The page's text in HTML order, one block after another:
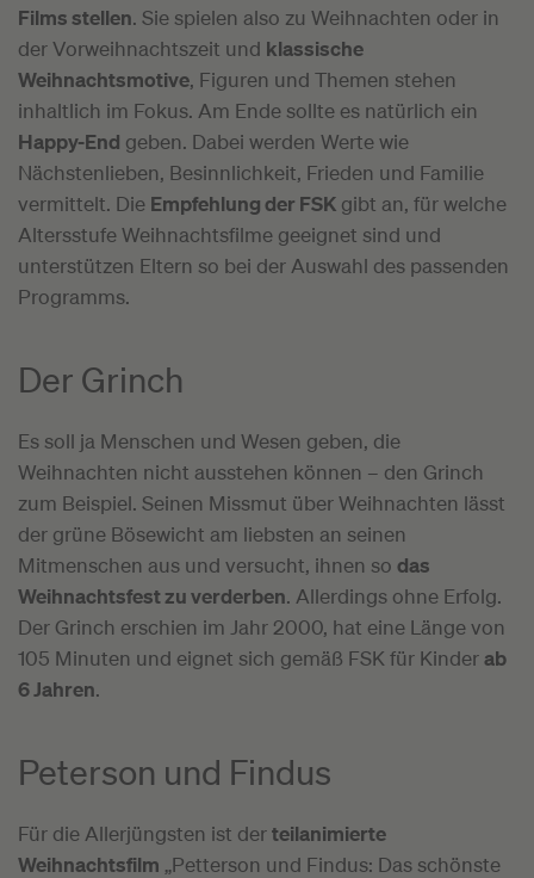
Films stellen. Sie spielen also zu Weihnachten oder in
der Vorweihnachtszeit und klassische
Weihnachtsmotive, Figuren und Themen stehen
inhaltlich im Fokus. Am Ende sollte es natürlich ein
Happy-End geben. Dabei werden Werte wie
Nächstenlieben, Besinnlichkeit, Frieden und Familie
vermittelt. Die Empfehlung der FSK gibt an, für welche
Altersstufe Weihnachtsfilme geeignet sind und
unterstützen Eltern so bei der Auswahl des passenden
Programms.
Der Grinch
Es soll ja Menschen und Wesen geben, die
Weihnachten nicht ausstehen können – den Grinch
zum Beispiel. Seinen Missmut über Weihnachten lässt
der grüne Bösewicht am liebsten an seinen
Mitmenschen aus und versucht, ihnen so das
Weihnachtsfest zu verderben. Allerdings ohne Erfolg.
Der Grinch erschien im Jahr 2000, hat eine Länge von
105 Minuten und eignet sich gemäß FSK für Kinderab
6 Jahren.
Peterson und Findus
Für die Allerjüngsten ist derteilanimierte
Weihnachtsfilm „Petterson und Findus: Das schönste